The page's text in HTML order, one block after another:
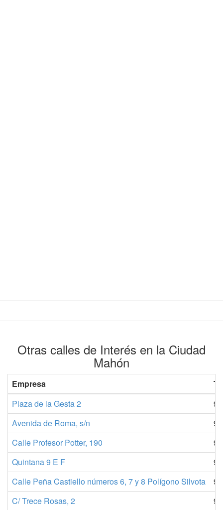
Otras calles de Interés en la Ciudad
Mahón
Empresa
Plaza de la Gesta 2
Avenida de Roma, s/n
Calle Profesor Potter, 190
Quintana 9 E F
Calle Peña Castiello números 6, 7 y 8 Polígono Silvota
C/ Trece Rosas, 2